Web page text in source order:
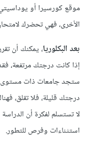
موقع كورسيرا أو
الأخرى، فهي تحضرك
بعد البكلوريا، يمكنك أن
إذا كانت درجتك مرتفعة،
ستجد جامعات ذات مستوى
درجتك قليلة، فلا تقلق،
لا تستسلم لفكرة أن
استثناءات وفرص للتطور.